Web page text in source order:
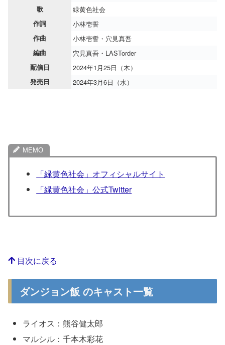
歌 緑黄色社会
作詞 小林壱誓
作曲 小林壱誓・穴見真吾
編曲 穴見真吾・LASTorder
配信日 2024年1月25日（木）
発売日 2024年3月6日（水）
「緑黄色社会」オフィシャルサイト
「緑黄色社会」公式Twitter
目次に戻る
ダンジョン飯 のキャスト一覧
ライオス：熊谷健太郎
マルシル：千本木彩花